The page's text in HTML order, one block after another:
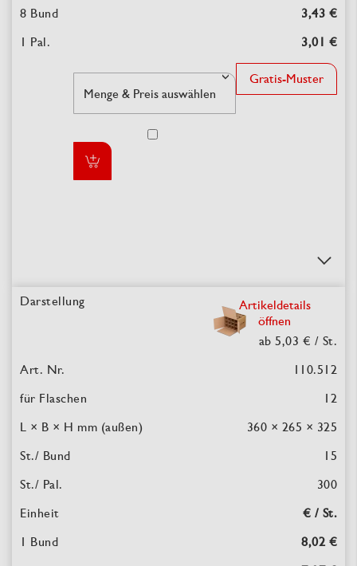
3,43 €
3,01 €
Gratis-Muster
Artikeldetails
öffnen
ab 5,03 € / St.
110.512
12
360 × 265 × 325
15
300
€ / St.
8,02 €